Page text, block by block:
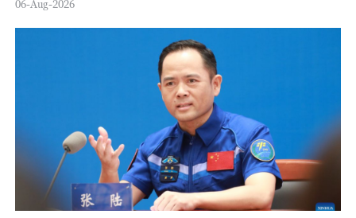
06-Aug-2026